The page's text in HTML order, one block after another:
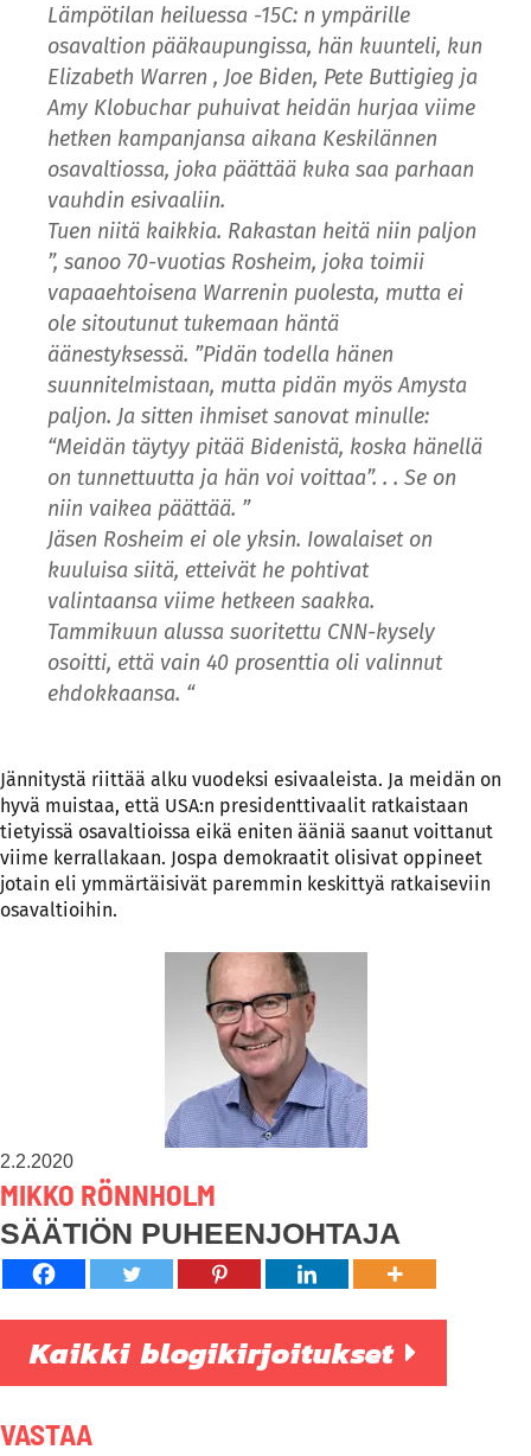
Lämpötilan heiluessa -15C: n ympärille
osavaltion pääkaupungissa, hän kuunteli, kun
Elizabeth Warren , Joe Biden, Pete Buttigieg ja
Amy Klobuchar puhuivat heidän hurjaa viime
hetken kampanjansa aikana Keskilännen
osavaltiossa, joka päättää kuka saa parhaan
vauhdin esivaaliin.
Tuen niitä kaikkia. Rakastan heitä niin paljon
”, sanoo 70-vuotias Rosheim, joka toimii
vapaaehtoisena Warrenin puolesta, mutta ei
ole sitoutunut tukemaan häntä
äänestyksessä. ”Pidän todella hänen
suunnitelmistaan, mutta pidän myös Amysta
paljon. Ja sitten ihmiset sanovat minulle:
“Meidän täytyy pitää Bidenistä, koska hänellä
on tunnettuutta ja hän voi voittaa”. . . Se on
niin vaikea päättää. ”
Jäsen Rosheim ei ole yksin. Iowalaiset on
kuuluisa siitä, etteivät he pohtivat
valintaansa viime hetkeen saakka.
Tammikuun alussa suoritettu CNN-kysely
osoitti, että vain 40 prosenttia oli valinnut
ehdokkaansa. “
Jännitystä riittää alku vuodeksi esivaaleista. Ja meidän on
hyvä muistaa, että USA:n presidenttivaalit ratkaistaan
tietyissä osavaltioissa eikä eniten ääniä saanut voittanut
viime kerrallakaan. Jospa demokraatit olisivat oppineet
jotain eli ymmärtäisivät paremmin keskittyä ratkaiseviin
osavaltioihin.
2.2.2020
MIKKO RÖNNHOLM
SÄÄTIÖN PUHEENJOHTAJA
Kaikki blogikirjoitukset
VASTAA